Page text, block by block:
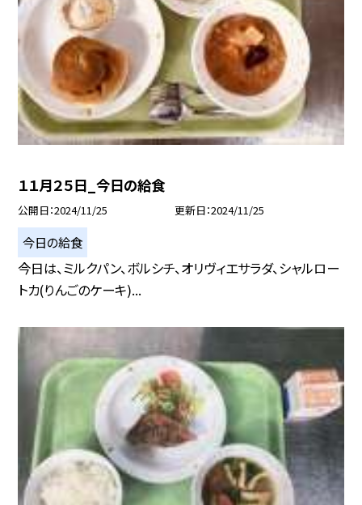
１１月２５日_今日の給食
公開日 2024/11/25 更新日 2024/11/25
今日の給食
今日は、ミルクパン、ボルシチ、オリヴィエサラダ、シャルロー
トカ(りんごのケーキ)...